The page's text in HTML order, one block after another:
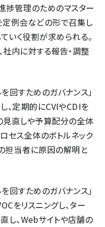
捗管理のためのマスター
定例会などの形で召集し
いく役割が求められる。
内に対する報告・調整
回すためのガバナンス」
、定期的にCVIやCDIを
見直しや予算配分の全体
セス全体のボトルネック
担当者に原因の解明と
回すためのガバナンス」
をリスニングし、ター
し、Webサイトや店舗の